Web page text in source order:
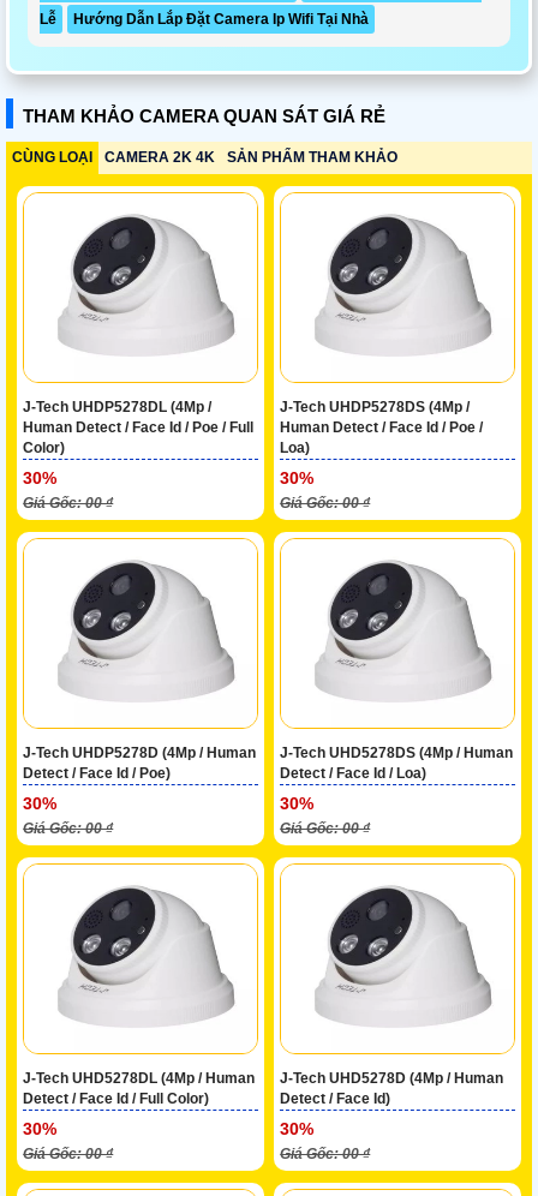
Lễ
Hướng Dẫn Lắp Đặt Camera Ip Wifi Tại Nhà
THAM KHẢO CAMERA QUAN SÁT GIÁ RẺ
CÙNG LOẠI CAMERA 2K 4K SẢN PHẨM THAM KHẢO
J-Tech UHDP5278DL (4Mp /
Human Detect / Face Id / Poe / Full
Color)
30%
Giá Gốc: 00 ₫
J-Tech UHDP5278DS (4Mp /
Human Detect / Face Id / Poe /
Loa)
30%
Giá Gốc: 00 ₫
J-Tech UHDP5278D (4Mp / Human
Detect / Face Id / Poe)
30%
Giá Gốc: 00 ₫
J-Tech UHD5278DS (4Mp / Human
Detect / Face Id / Loa)
30%
Giá Gốc: 00 ₫
J-Tech UHD5278DL (4Mp / Human
Detect / Face Id / Full Color)
30%
Giá Gốc: 00 ₫
J-Tech UHD5278D (4Mp / Human
Detect / Face Id)
30%
Giá Gốc: 00 ₫